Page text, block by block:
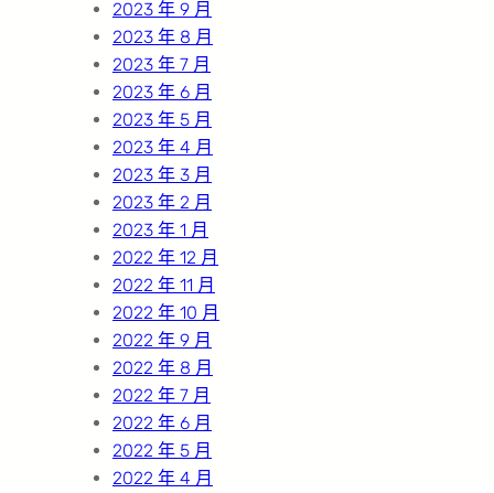
2023 年 9 月
2023 年 8 月
2023 年 7 月
2023 年 6 月
2023 年 5 月
2023 年 4 月
2023 年 3 月
2023 年 2 月
2023 年 1 月
2022 年 12 月
2022 年 11 月
2022 年 10 月
2022 年 9 月
2022 年 8 月
2022 年 7 月
2022 年 6 月
2022 年 5 月
2022 年 4 月